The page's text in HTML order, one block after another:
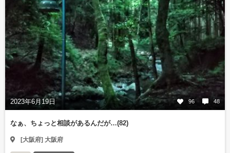
2023年6月19日 96 48
なぁ、ちょっと相談があるんだが…(82)
[大阪府] 大阪府